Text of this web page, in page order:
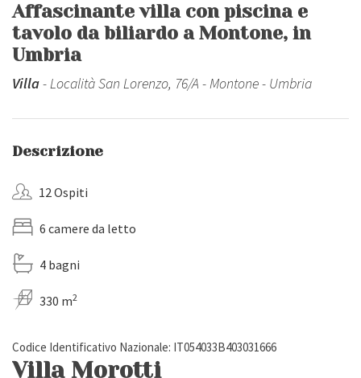
Affascinante villa con piscina e
tavolo da biliardo a Montone, in
Umbria
Villa- Località San Lorenzo, 76/A - Montone - Umbria
Descrizione
12 Ospiti
6 camere da letto
4 bagni
330 m2
Codice Identificativo Nazionale: IT054033B403031666
Villa Morotti